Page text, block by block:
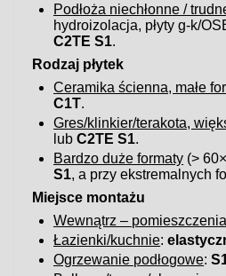
Podłoża niechłonne /
hydroizolacja, płyty g-k/
C2TE S1.
Rodzaj płytek
Ceramika ścienna, małe
C1T.
Gres/klinkier/terakota,
lubC2TE S1.
Bardzo duże formaty (>
S1, a przy ekstremalnych
Miejsce montażu
Wewnątrz –
Łazienki/kuchnie:
Ogrzewanie podłogowe: